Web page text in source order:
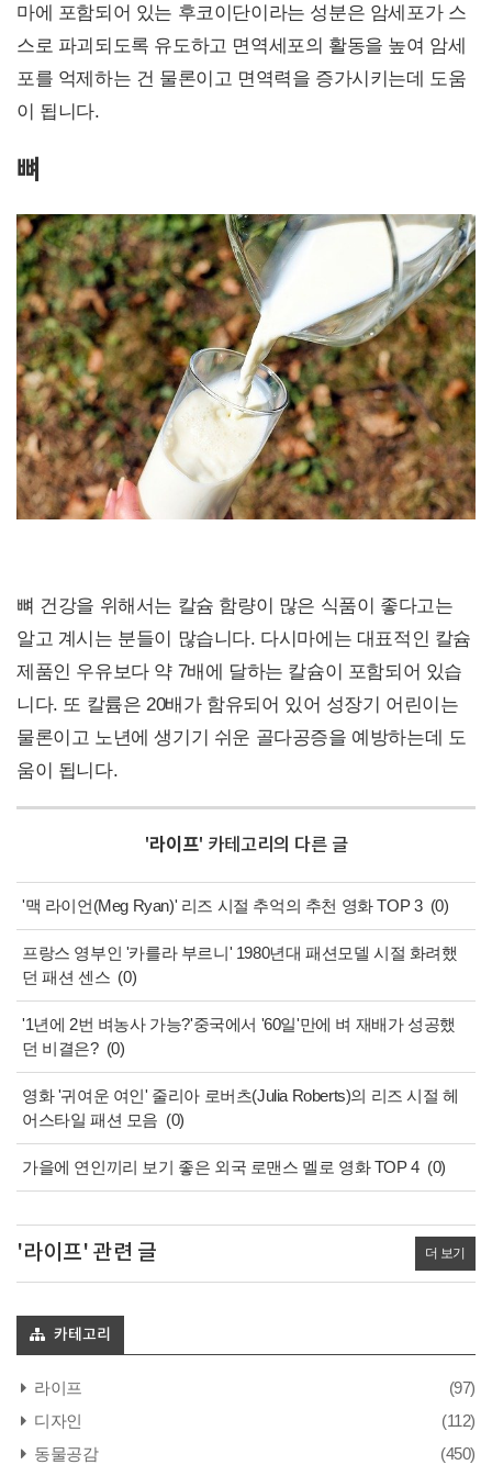
마에 포함되어 있는 후코이단이라는 성분은 암세포가 스
스로 파괴되도록 유도하고 면역세포의 활동을 높여 암세
포를 억제하는 건 물론이고 면역력을 증가시키는데 도움
이 됩니다.
뼈
뼈 건강을 위해서는 칼슘 함량이 많은 식품이 좋다고는
알고 계시는 분들이 많습니다. 다시마에는 대표적인 칼슘
제품인 우유보다 약 7배에 달하는 칼슘이 포함되어 있습
니다. 또 칼륨은 20배가 함유되어 있어 성장기 어린이는
물론이고 노년에 생기기 쉬운 골다공증을 예방하는데 도
움이 됩니다.
'라이프' 카테고리의 다른 글
'맥 라이언(Meg Ryan)' 리즈 시절 추억의 추천 영화 TOP 3 (0)
프랑스 영부인 '카를라 부르니' 1980년대 패션모델 시절 화려했
던 패션 센스 (0)
'1년에 2번 벼농사 가능?'중국에서 '60일'만에 벼 재배가 성공했
던 비결은? (0)
영화 '귀여운 여인' 줄리아 로버츠(Julia Roberts)의 리즈 시절 헤
어스타일 패션 모음 (0)
가을에 연인끼리 보기 좋은 외국 로맨스 멜로 영화 TOP 4 (0)
'라이프' 관련 글 더 보기
카테고리
라이프
(97)
디자인
(112)
동물공감
(450)